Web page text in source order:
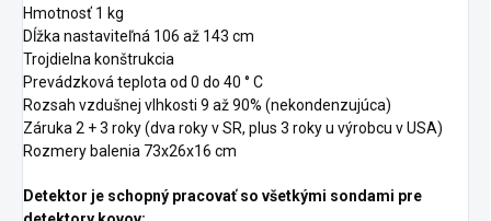
Hmotnosť 1 kg
Dĺžka nastaviteľná 106 až 143 cm
Trojdielna konštrukcia
Prevádzková teplota od 0 do 40 ° C
Rozsah vzdušnej vlhkosti 9 až 90% (nekondenzujúca)
Záruka 2 + 3 roky (dva roky v SR, plus 3 roky u výrobcu v USA)
Rozmery balenia 73x26x16 cm
Detektor je schopný pracovať so všetkými sondami pre